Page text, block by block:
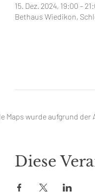
15. Dez. 2024, 19:00 –
Bethaus Wiedikon,
Maps wurde aufgrund
Diese